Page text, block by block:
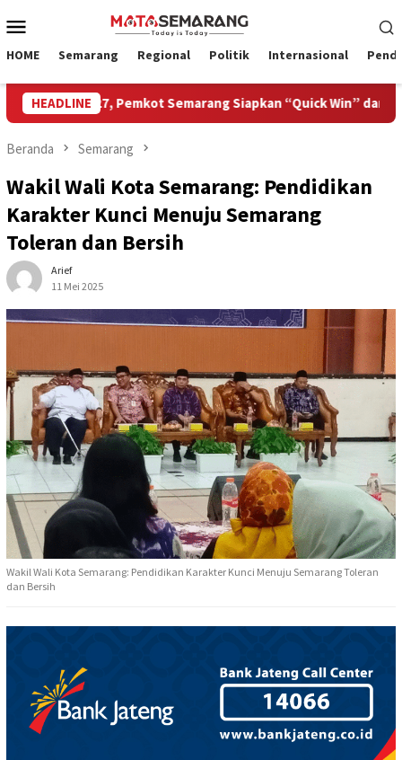
ke
Mobile
HOME Semarang Regional Politik Internasional
HEADLINE
2027, Pemkot Semarang Siapkan “Quick Win” dan Temu
Beranda Semarang
Wakil Wali Kota Semarang: Pendidikan
Karakter Kunci Menuju Semarang
Toleran dan Bersih
Arief
11 Mei 2025
Wakil Wali Kota Semarang: Pendidikan Karakter Kunci Menuju Semarang Toleran
dan Bersih